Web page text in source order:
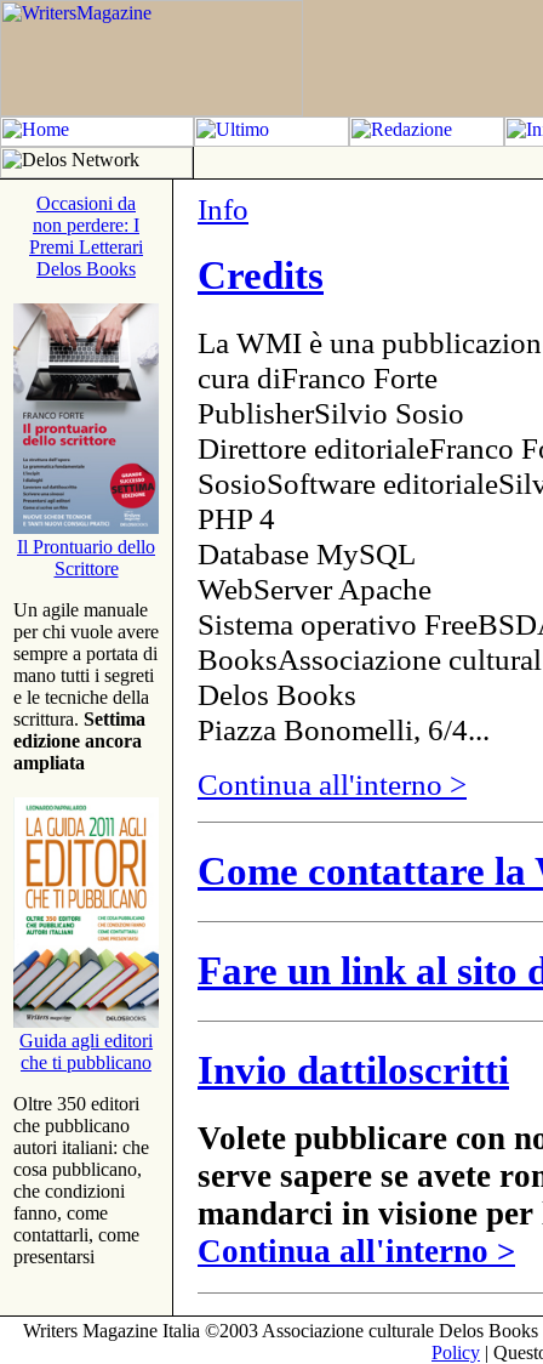
Occasioni da
non perdere: I
Premi Letterari
Delos Books
Il Prontuario dello
Scrittore
Un agile manuale
per chi vuole avere
sempre a portata di
mano tutti i segreti
e le tecniche della
scrittura. Settima
edizione ancora
ampliata
Guida agli editori
che ti pubblicano
Oltre 350 editori
che pubblicano
autori italiani: che
cosa pubblicano,
che condizioni
fanno, come
contattarli, come
presentarsi
Info
Credits
La WMI è una
cura diFranco Forte
PublisherSilvio Sosio
Direttore editorialeFranco
SosioSoftware
PHP 4
Database MySQL
WebServer Apache
Sistema operativo
BooksAssociazione
Delos Books
Piazza Bonomelli, 6/4...
Continua all'interno >
Come contattare
Fare un link al sito
Invio dattiloscritti
Volete pubblicare con
serve sapere se avete
mandarci in visione
Continua all'interno >
Writers Magazine Italia ©2003 Associazione culturale Delos
Policy |